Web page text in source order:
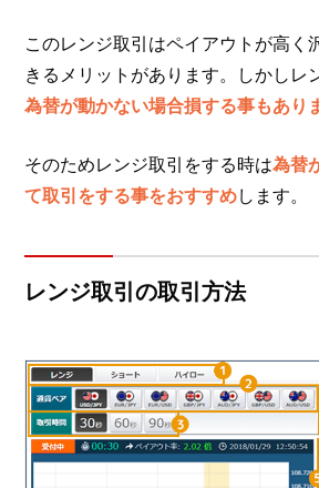
このレンジ取引はペイアウトが高く
きるメリットがあります。しかしレ
為替が動かない場合損する事もあり
そのためレンジ取引をする時は為替
て取引をする事をおすすめします。
レンジ取引の取引方法